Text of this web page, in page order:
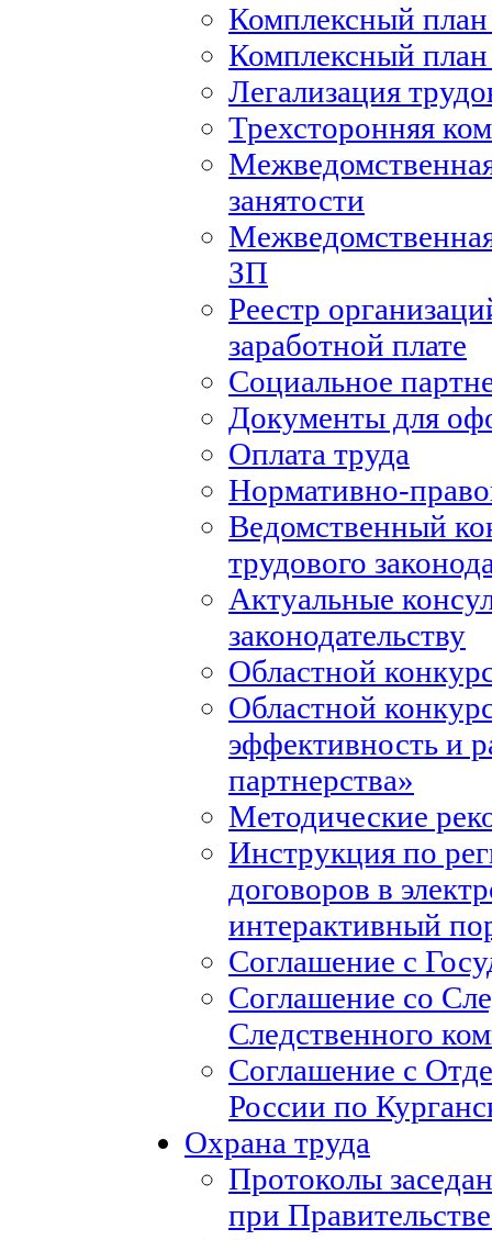
Комплексный
Комплексный
Легализация
Трехсторонняя
занятости
ЗП
Реестр
заработной плате
Социальное
Документы для
Оплата труда
Нормативно-
Ведомственный
трудового
Актуальные
законодательству
Областной
Областной
эффективность и
партнерства»
Методические
Инструкция по
договоров в
интерактивный
Соглашение с
Соглашение со
Следственного
Соглашение с
России по
Охрана труда
Протоколы
при